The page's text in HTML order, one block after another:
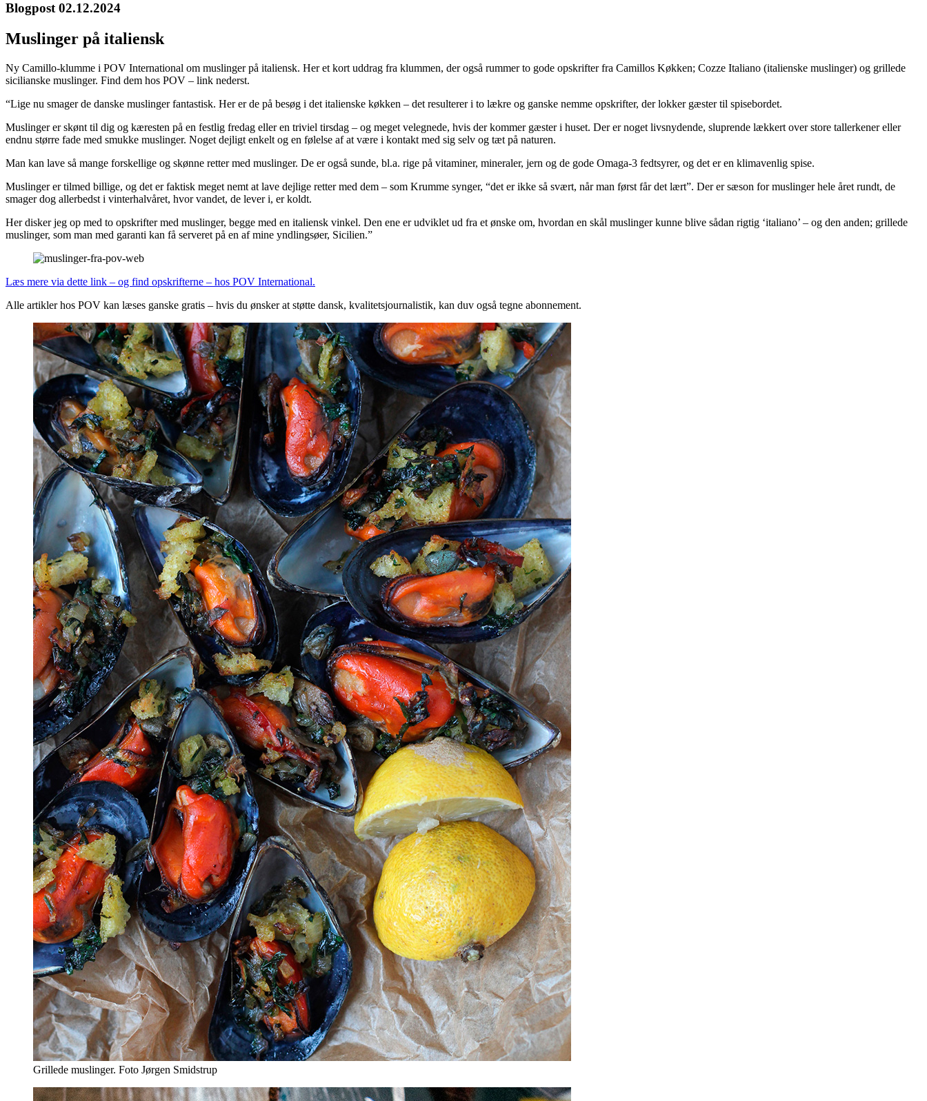
Blogpost 02.12.2024
Muslinger på italiensk
Ny Camillo-klumme i POV International om muslinger på italiensk. Her et kort uddrag fra klummen, der også rummer to gode opskrifter fra Camillos Køkken; Cozze Italiano (italienske muslinger) og grillede
sicilianske muslinger. Find dem hos POV – link nederst.
“Lige nu smager de danske muslinger fantastisk. Her er de på besøg i det italienske køkken – det resulterer i to lækre og ganske nemme opskrifter, der lokker gæster til spisebordet.
Muslinger er skønt til dig og kæresten på en festlig fredag eller en triviel tirsdag – og meget velegnede, hvis der kommer gæster i huset. Der er noget livsnydende, sluprende lækkert over store tallerkener eller
endnu større fade med smukke muslinger. Noget dejligt enkelt og en følelse af at være i kontakt med sig selv og tæt på naturen.
Man kan lave så mange forskellige og skønne retter med muslinger. De er også sunde, bl.a. rige på vitaminer, mineraler, jern og de gode Omaga-3 fedtsyrer, og det er en klimavenlig spise.
Muslinger er tilmed billige, og det er faktisk meget nemt at lave dejlige retter med dem – som Krumme synger, “det er ikke så svært, når man først får det lært”. Der er sæson for muslinger hele året rundt, de
smager dog allerbedst i vinterhalvåret, hvor vandet, de lever i, er koldt.
Her disker jeg op med to opskrifter med muslinger, begge med en italiensk vinkel. Den ene er udviklet ud fra et ønske om, hvordan en skål muslinger kunne blive sådan rigtig ‘italiano’ – og den anden; grillede
muslinger, som man med garanti kan få serveret på en af mine yndlingsøer, Sicilien.”
Læs mere via dette link – og find opskrifterne – hos POV International.
Alle artikler hos POV kan læses ganske gratis – hvis du ønsker at støtte dansk, kvalitetsjournalistik, kan duv også tegne abonnement.
Grillede muslinger. Foto Jørgen Smidstrup